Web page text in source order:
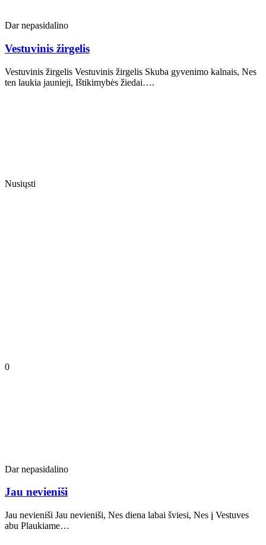
Dar nepasidalino
Vestuvinis žirgelis
Vestuvinis žirgelis Vestuvinis žirgelis Skuba gyvenimo kalnais, Nes
ten laukia jaunieji, Ištikimybės žiedai….
Nusiųsti
0
Dar nepasidalino
Jau nevieniši
Jau nevieniši Jau nevieniši, Nes diena labai šviesi, Nes į Vestuves
abu Plaukiame…